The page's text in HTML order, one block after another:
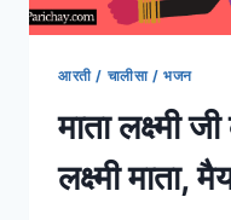
आरती / चालीसा / भजन
माता लक्ष्मी
लक्ष्मी माता,